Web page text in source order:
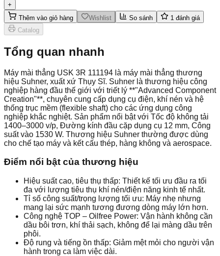
+
Thêm vào giỏ hàng
Wishlist So sánh 1 đánh giá
Catalog
Tổng quan nhanh
Máy mài thẳng USK 3R 111194 là máy mài thẳng thương
hiệu Suhner, xuất xứ Thụy Sĩ. Suhner là thương hiệu công
nghiệp hàng đầu thế giới với triết lý **"Advanced Component
Creation"**, chuyên cung cấp dụng cụ điện, khí nén và hệ
thống trục mềm (flexible shaft) cho các ứng dụng công
nghiệp khắc nghiệt. Sản phẩm nổi bật với Tốc độ không tải
1400–3000 v/p, Đường kính đầu cặp dụng cụ 12 mm, Công
suất vào 1530 W. Thương hiệu Suhner thường được dùng
cho chế tạo máy và kết cấu thép, hàng không và aerospace.
Điểm nổi bật của thương hiệu
Hiệu suất cao, tiêu thụ thấp: Thiết kế tối ưu đầu ra tối
đa với lượng tiêu thụ khí nén/điện năng kinh tế nhất.
Tỉ số công suất/trọng lượng tối ưu: Máy nhẹ nhưng
mang lại sức mạnh tương đương dòng máy lớn hơn.
Công nghệ TOP – Oilfree Power: Vận hành không cần
dầu bôi trơn, khí thải sạch, không để lại màng dầu trên
phôi.
Độ rung và tiếng ồn thấp: Giảm mệt mỏi cho người vận
hành trong ca làm việc dài.